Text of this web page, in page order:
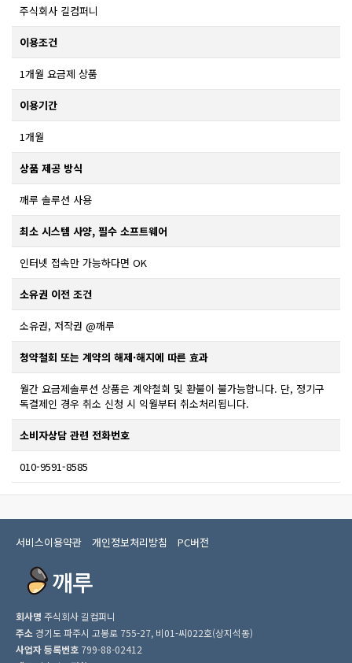
주식회사 길컴퍼니
이용조건
1개월 요금제 상품
이용기간
1개월
상품 제공 방식
깨루 솔루션 사용
최소 시스템 사양, 필수 소프트웨어
인터넷 접속만 가능하다면 OK
소유권 이전 조건
소유권, 저작권 @깨루
청약철회 또는 계약의 해제·해지에 따른 효과
월간 요금제솔루션 상품은 계약철회 및 환불이 불가능합니다. 단, 정기구
독결제인 경우 취소 신청 시 익월부터 취소처리됩니다.
소비자상담 관련 전화번호
010-9591-8585
서비스이용약관 개인정보처리방침 PC버전
회사명 주식회사 길컴퍼니
주소 경기도 파주시 고봉로 755-27, 비01-씨022호(상지석동)
사업자 등록번호 799-88-02412